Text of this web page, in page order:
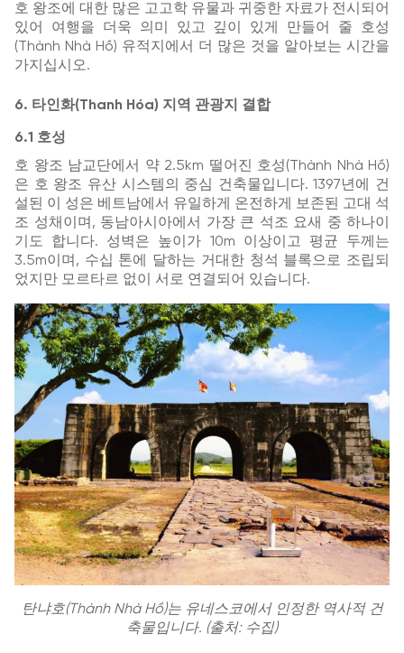
호 왕조에 대한 많은 고고학 유물과 귀중한 자료가 전시되어
있어 여행을 더욱 의미 있고 깊이 있게 만들어 줄 호성
(Thành Nhà Hồ) 유적지에서 더 많은 것을 알아보는 시간을
가지십시오.
6. 타인화(Thanh Hóa) 지역 관광지 결합
6.1 호성
호 왕조 남교단에서 약 2.5km 떨어진 호성(Thành Nhà Hồ)
은 호 왕조 유산 시스템의 중심 건축물입니다. 1397년에 건
설된 이 성은 베트남에서 유일하게 온전하게 보존된 고대 석
조 성채이며, 동남아시아에서 가장 큰 석조 요새 중 하나이
기도 합니다. 성벽은 높이가 10m 이상이고 평균 두께는
3.5m이며, 수십 톤에 달하는 거대한 청석 블록으로 조립되
었지만 모르타르 없이 서로 연결되어 있습니다.
탄냐호(Thành Nhà Hồ)는 유네스코에서 인정한 역사적 건
축물입니다. (출처: 수집)